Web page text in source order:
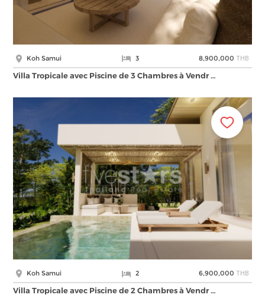
Koh Samui 3 8,900,000 THB
Villa Tropicale avec Piscine de 3 Chambres à Vendr …
Koh Samui 2 6,900,000 THB
Villa Tropicale avec Piscine de 2 Chambres à Vendr …